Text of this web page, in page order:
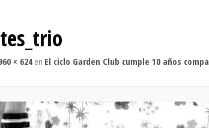
× 624 en El ciclo Garden Club cumple 10 años